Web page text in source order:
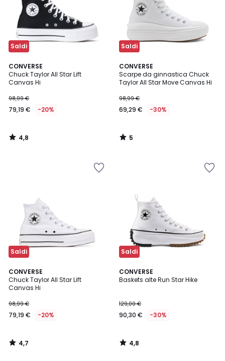
Saldi
CONVERSE
Chuck Taylor All Star Lift
Canvas Hi
98,99 €
79,19 € -20%
4,8
/ 5
4,8
/
Saldi
CONVERSE
Scarpe da ginnastica Chuck
Taylor All Star Move Canvas Hi
98,99 €
69,29 € -30%
5
/
5
5
/
Saldi
CONVERSE
Chuck Taylor All Star Lift
Canvas Hi
98,99 €
79,19 € -20%
4,7
/ 5
4,7
/
Saldi
CONVERSE
Baskets alte Run Star Hike
129,00 €
90,30 € -30%
4,8
/ 5
4,8
/